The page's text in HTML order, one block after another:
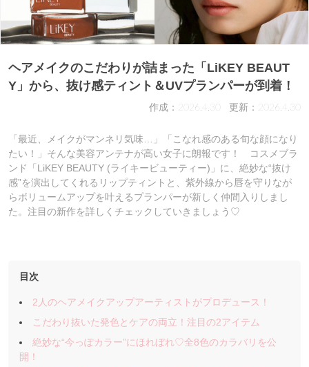
ヘアメイクのこだわりが詰まった「LiKEY BEAUT
Y」から、抜け感ティント＆UVプランパーが到着！
作成：2026.4.30 更新：2026.4.30
「最近、メイクがマンネリ気味…」「こなれ感のある旬な顔になり
たい！」そんな美容アンテナが高い女子に朗報です！ コスメブラ
ンド「LiKEY BEAUTY (ライキービューティー)」に、絶妙な“抜け
感”を演出してくれるリップティントと、紫外線から唇を守りなが
らボリュームアップを叶えるプランパーが新しく仲間入りしまし
た。注目の新作を詳しくチェックしていきましょう♡
目次
2人のヘアメイクアップアーティストがプロデュース！
こだわり抜いた発色とケアの両立！注目の2アイテム
絶妙な“今っぽカラー”にほれぼれ♡全8色のカラバリを公
開！